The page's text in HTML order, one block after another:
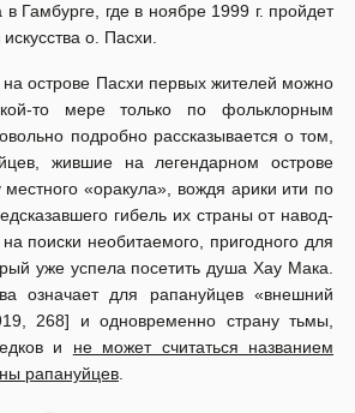
в Гамбурге, где в ноябре 1999 г. пройдет
о. Пасхи.
острове Пасхи первых жителей можно
то мере только по фольклорным
подробно рассказывается о том,
жившие на легендарном острове
местного «оракула», вождя арики ити по
гибель их страны от навод­
поиски необитаемого, пригодного для
уже успела посетить душа Хау Мака.
означает для рапануйцев «внешний
268] и одновременно страну тьмы,
и не может считаться названием
рапануйцев